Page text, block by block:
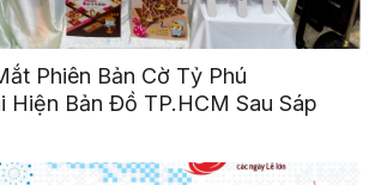
Phiên Bản Cờ Tỷ Phú
Hiện Bản Đồ TP.HCM Sau Sáp